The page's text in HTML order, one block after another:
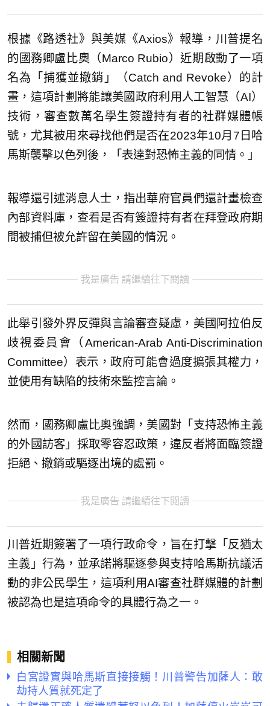
根據《路透社》與美媒《Axios》報導，川普提名
的國務卿盧比奧（Marco Rubio）近期啟動了一項
名為「捕獲並撤銷」（Catch and Revoke）的計
畫，這項計劃將能讓美國政府利用人工智慧（AI）
技術，審查數萬名學生簽證持有者的社群媒體帳
號，尤其被用來尋找他們是否在2023年10月7日哈
馬斯襲擊以色列後，「表達對恐怖主義的同情。」
報導還引述消息人士，指出華府官員們還計畫檢查
內部資料庫，查看是否有簽證持有者在拜登政府期
間被捕但被允許留在美國的情況。
我是廣告 請繼續往下閱讀
此舉引發外界反彈與言論審查疑慮，美國阿拉伯反
歧視委員會（American-Arab Anti-Discrimination
Committee）表示，政府可能會過度擴張其權力，
並使用有缺陷的技術來監控言論。
然而，國務卿盧比奧強調，美國對「支持恐怖主義
的外國訪客」採取零容忍政策，違反者將面臨簽證
拒絕、撤銷或驅逐出境的處罰。
我是廣告 請繼續往下閱讀
川普近期簽署了一項行政命令，旨在打擊「反猶太
主義」行為，並承諾將驅逐參與支持哈馬斯抗議活
動的非公民學生，這項利用AI審查社群媒體的計劃
被認為也是這項命令的具體行為之一。
相關新聞
白宮證實與哈馬斯直接接觸！川普警告加薩人：敢
劫持人質就死定了